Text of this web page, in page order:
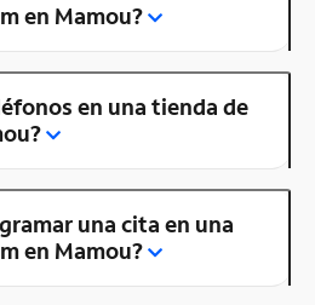
en Mamou?
en una tienda de
una cita en una
en Mamou?